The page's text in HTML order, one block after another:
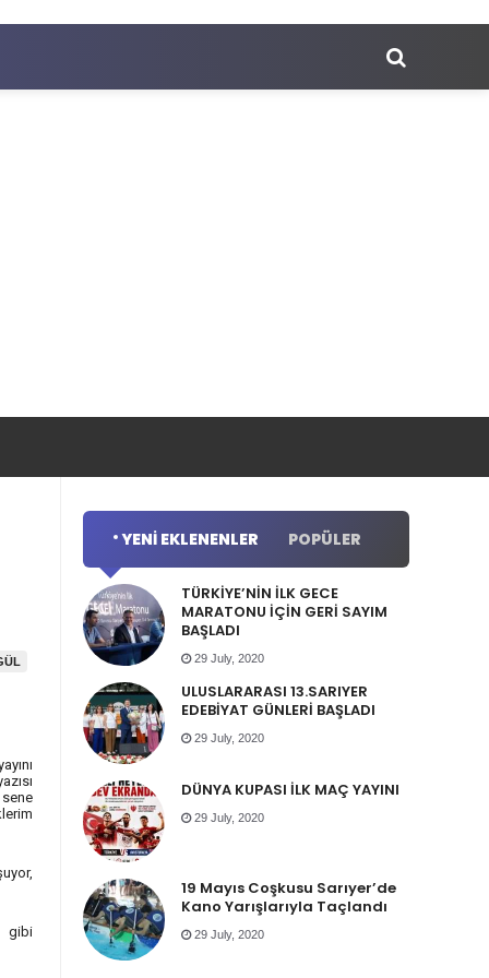
gibi
YENI EKLENENLER POPÜLER
TÜRKİYE’NİN İLK GECE
MARATONU İÇİN GERİ SAYIM
BAŞLADI
29 July, 2020
ULUSLARARASI 13.SARIYER
EDEBİYAT GÜNLERİ BAŞLADI
29 July, 2020
DÜNYA KUPASI İLK MAÇ YAYINI
29 July, 2020
19 Mayıs Coşkusu Sarıyer’de
Kano Yarışlarıyla Taçlandı
29 July, 2020